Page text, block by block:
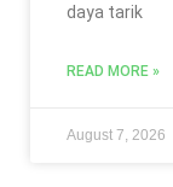
daya tarik
READ MORE »
August 7, 2026